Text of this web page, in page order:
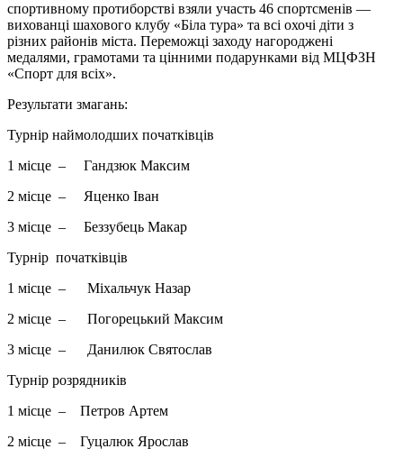
спортивному протиборстві взяли участь 46 спортсменів —
вихованці шахового клубу «Біла тура» та всі охочі діти з
різних районів міста. Переможці заходу нагороджені
медалями, грамотами та цінними подарунками від МЦФЗН
«Спорт для всіх».
Результати змагань:
Турнір наймолодших початківців
1 місце – Гандзюк Максим
2 місце – Яценко Іван
3 місце – Беззубець Макар
Турнір початківців
1 місце – Міхальчук Назар
2 місце – Погорецький Максим
3 місце – Данилюк Святослав
Турнір розрядників
1 місце – Петров Артем
2 місце – Гуцалюк Ярослав